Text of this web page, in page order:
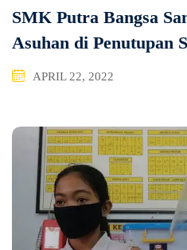
SMK Putra Bangsa
Asuhan di Penutupan
APRIL 22, 2022